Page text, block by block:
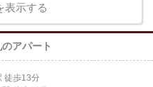
表示する
アパート
徒歩13分